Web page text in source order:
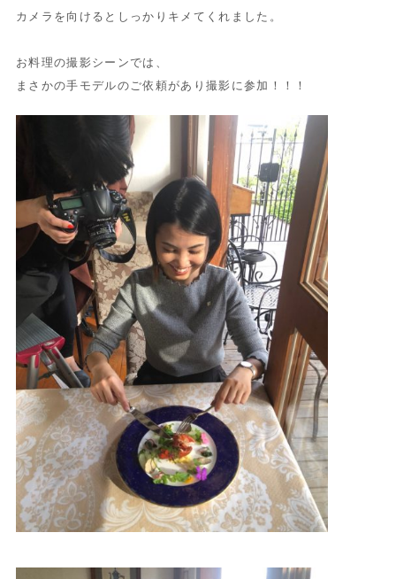
カメラを向けるとしっかりキメてくれました。
お料理の撮影シーンでは、
まさかの手モデルのご依頼があり撮影に参加！！！